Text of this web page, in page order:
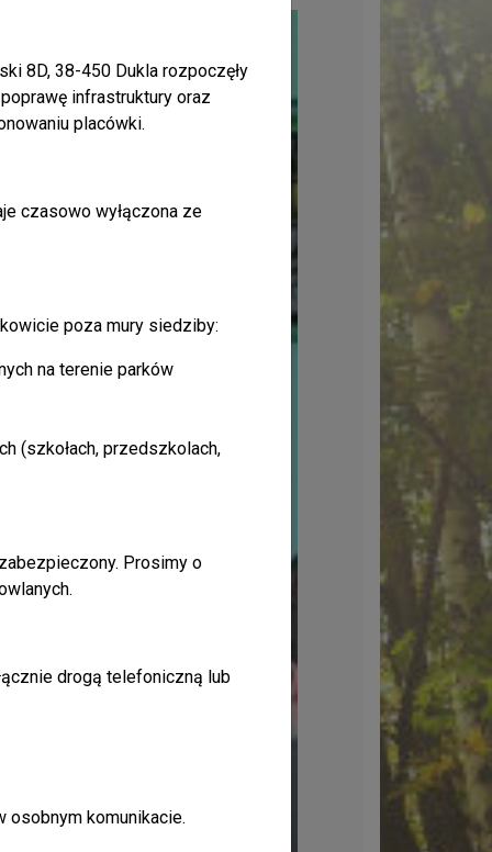
8D, 38-450 Dukla rozpoczęły
infrastruktury oraz
placówki.
czasowo wyłączona ze
poza mury siedziby:
na terenie parków
(szkołach, przedszkolach,
Prosimy o
drogą telefoniczną lub
osobnym komunikacie.